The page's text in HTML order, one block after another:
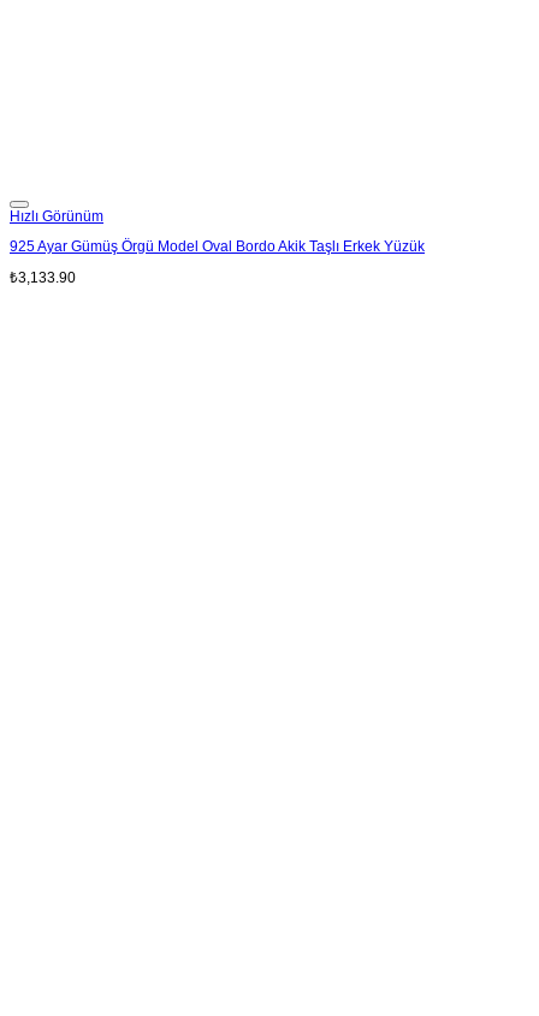
Hızlı Görünüm
925 Ayar Gümüş Örgü Model Oval Bordo Akik Taşlı Erkek Yüzük
₺3,133.90